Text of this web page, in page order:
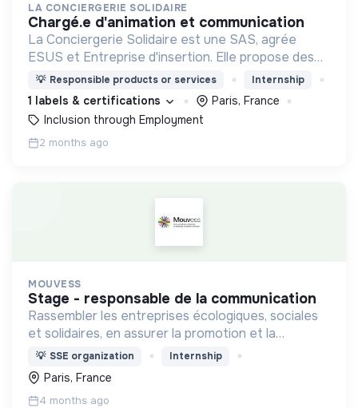
LA CONCIERGERIE SOLIDAIRE
chargé.e d'animation et communication
La Conciergerie Solidaire est une SAS, agrée
ESUS et Entreprise d'insertion. Elle propose des
services de conciergerie locaux et solidaires dans
les entreprises, Tiers Lieux et Quartiers.
💡 Responsible products or services Internship
1 labels & certifications
Paris, France
Inclusion through Employment
2 months ago
MOUVESS
stage - responsable de la communication
Rassembler les entreprises écologiques, sociales
et solidaires, en assurer la promotion et la
représentation auprès des pouvoirs publics et de
la société dans son ensemble, et en animer la
communauté.
💡 SSE organization Internship
Paris, France
4 months ago